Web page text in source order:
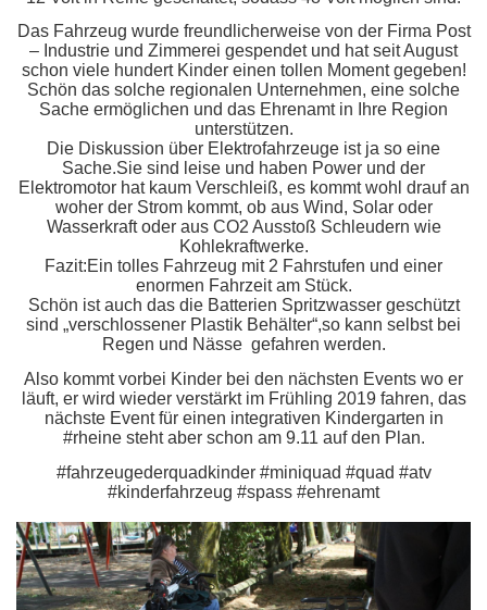
Das Fahrzeug wurde freundlicherweise von der Firma Post
– Industrie und Zimmerei gespendet und hat seit August
schon viele hundert Kinder einen tollen Moment gegeben!
Schön das solche regionalen Unternehmen, eine solche
Sache ermöglichen und das Ehrenamt in Ihre Region
unterstützen.
Die Diskussion über Elektrofahrzeuge ist ja so eine
Sache.Sie sind leise und haben Power und der
Elektromotor hat kaum Verschleiß, es kommt wohl drauf an
woher der Strom kommt, ob aus Wind, Solar oder
Wasserkraft oder aus CO2 Ausstoß Schleudern wie
Kohlekraftwerke.
Fazit:Ein tolles Fahrzeug mit 2 Fahrstufen und einer
enormen Fahrzeit am Stück.
Schön ist auch das die Batterien Spritzwasser geschützt
sind „verschlossener Plastik Behälter“,so kann selbst bei
Regen und Nässe gefahren werden.
Also kommt vorbei Kinder bei den nächsten Events wo er
läuft, er wird wieder verstärkt im Frühling 2019 fahren, das
nächste Event für einen integrativen Kindergarten in
#rheine steht aber schon am 9.11 auf den Plan.
#fahrzeugederquadkinder #miniquad #quad #atv
#kinderfahrzeug #spass #ehrenamt